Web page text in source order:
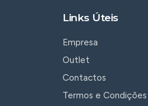
Links Úteis
Empresa
Outlet
Contactos
Termos e Condições